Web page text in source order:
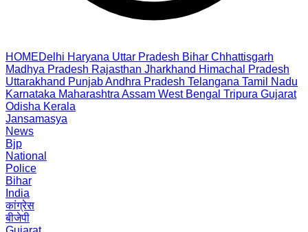
HOMEDelhi Haryana Uttar Pradesh Bihar Chhattisgarh
Madhya Pradesh Rajasthan Jharkhand Himachal Pradesh
Uttarakhand PunjabAndhra Pradesh Telangana Tamil Nadu
Karnataka Maharashtra Assam West Bengal Tripura Gujarat
Odisha Kerala
Jansamasya
News
Bjp
National
Police
Bihar
India
कांग्रेस
बीजेपी